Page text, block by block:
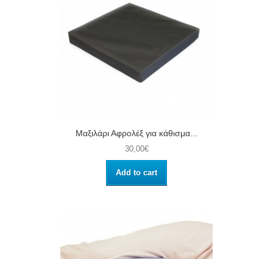
Μαξιλάρι Αφρολέξ για κάθισμα...
30,00€
Add to cart